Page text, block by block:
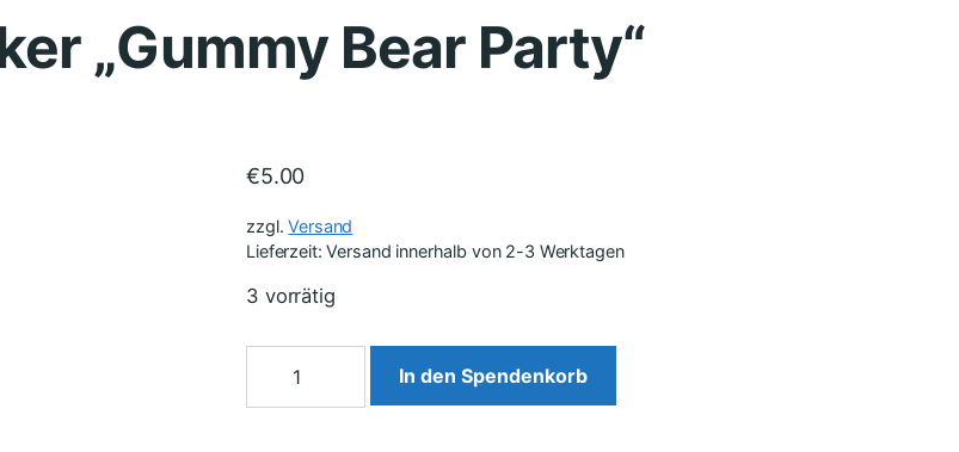
„Gummy Bear Party“
€5.00
zzgl.Versand
Lieferzeit: Versand innerhalb von 2-3 Werktagen
3 vorrätig
In den Spendenkorb